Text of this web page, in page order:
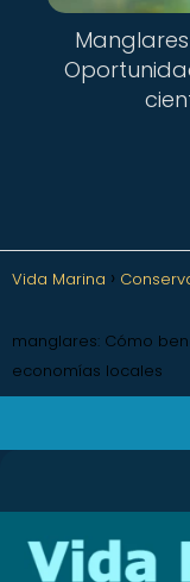
Vida Marina
manglares: Cómo
economías locales